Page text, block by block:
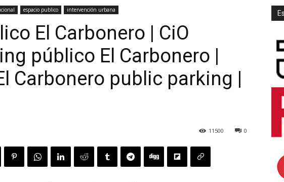
espacio publico intervención urbana
El Carbonero | CiO
público El Carbonero |
Carbonero public parking |
0
11500